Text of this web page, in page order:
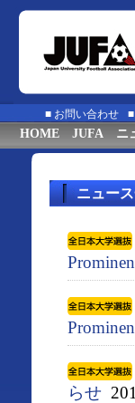
■ お問い合わせ ■
HOME JUFA ニ
ニュー
らせ